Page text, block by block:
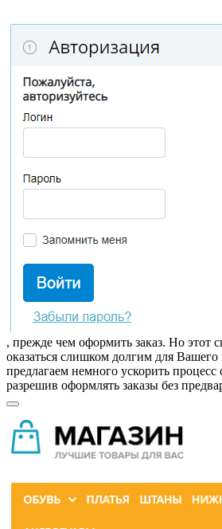
, прежде чем оформить заказ. Но этот
оказаться слишком долгим для
предлагаем немного ускорить процесс
разрешив оформлять заказы без